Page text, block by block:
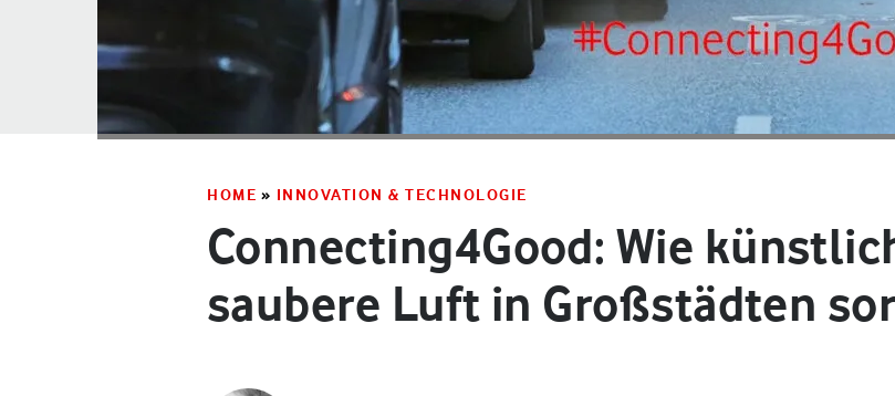
HOME » INNOVATION & TECHNOLOGIE
Connecting4Good: Wie
saubere Luft in Großstädten